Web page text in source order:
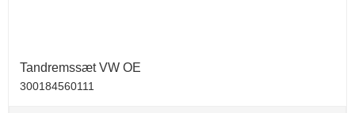
Tandremssæt VW OE
300184560111